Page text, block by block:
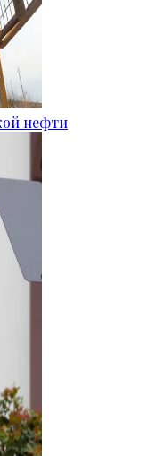
нефти